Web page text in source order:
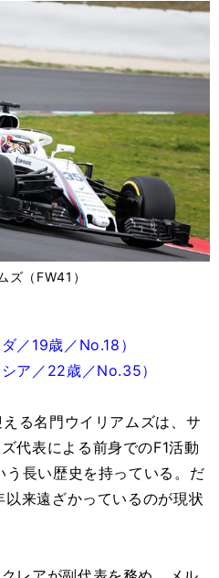
ズ（FW41）
／19歳／No.18）
ア／22歳／No.35）
る名門ウイリアムズは、サ
代表による前身でのF1活動
長い歴史を持っている。だ
来遠ざかっているのが現状